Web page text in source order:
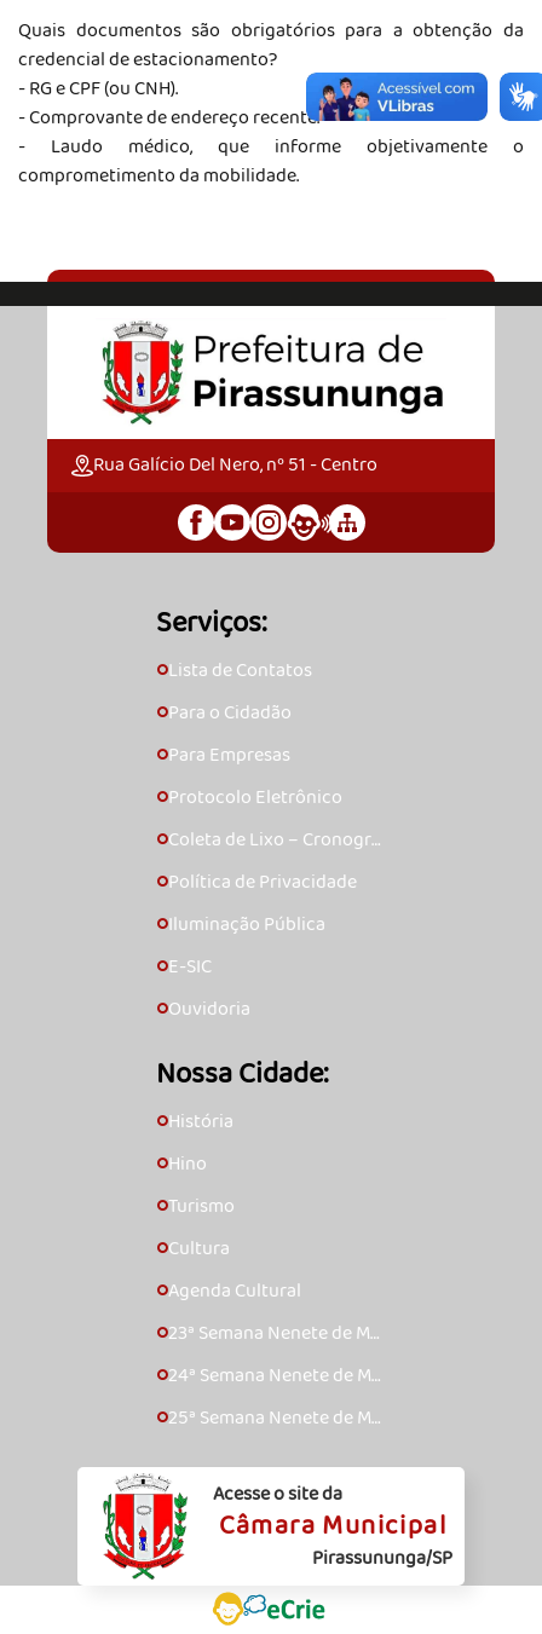
Quais documentos são obrigatórios para a obtenção da
credencial de estacionamento?
- RG e CPF (ou CNH).
- Comprovante de endereço recente.
- Laudo médico, que informe objetivamente o
comprometimento da mobilidade.
Rua Galício Del Nero, nº 51 - Centro
Serviços:
🞇Lista de Contatos
🞇Para o Cidadão
🞇Para Empresas
🞇Protocolo Eletrônico
🞇Coleta de Lixo – Cronogra
🞇Política de Privacidade
🞇Iluminação Pública
🞇E-SIC
🞇Ouvidoria
Nossa Cidade:
🞇História
🞇Hino
🞇Turismo
🞇Cultura
🞇Agenda Cultural
🞇23ª Semana Nenete de Mú
🞇24ª Semana Nenete de Mú
🞇25ª Semana Nenete de Mú
Acesse o site da
Câmara Municipal
Pirassununga/SP